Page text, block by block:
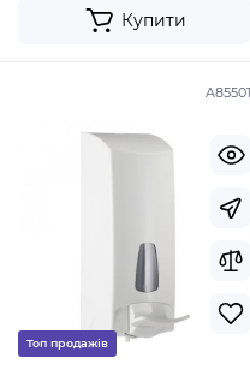
Купити
A85501
Топ продажів